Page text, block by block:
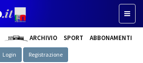
ARCHIVIO SPORT ABBONAMENTI
Login Registrazione